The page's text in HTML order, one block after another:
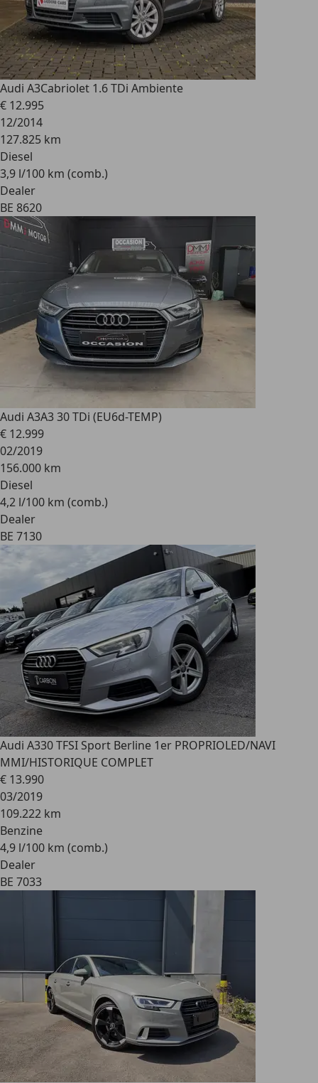
Audi A3Cabriolet 1.6 TDi Ambiente
€ 12.995
12/2014
127.825 km
Diesel
3,9 l/100 km (comb.)
Dealer
BE 8620
Audi A3A3 30 TDi (EU6d-TEMP)
€ 12.999
02/2019
156.000 km
Diesel
4,2 l/100 km (comb.)
Dealer
BE 7130
Audi A330 TFSI Sport Berline 1er PROPRIOLED/NAVI
MMI/HISTORIQUE COMPLET
€ 13.990
03/2019
109.222 km
Benzine
4,9 l/100 km (comb.)
Dealer
BE 7033